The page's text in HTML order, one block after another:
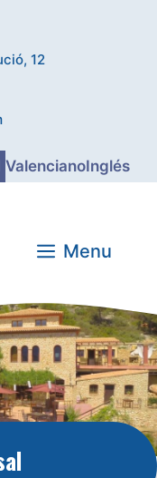
12
ValencianoInglés
Menu